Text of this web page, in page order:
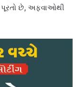
પૂરતો છે, અફવાઓથી